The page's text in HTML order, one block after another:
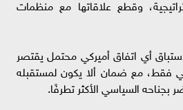
وقطع علاقاتها مع منظمات
أي اتفاق أميركي محتمل يقتصر
فقط، مع ضمان ألا يكون لمستقبله
بجناحه السياسي الأكثر تطرفًا.